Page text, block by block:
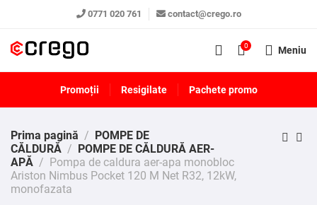
0771 020 761 contact@crego.ro
0 Meniu
Promoții Resigilate Pachete promo
Prima pagină
POMPE DE
CĂLDURĂ
POMPE DE CĂLDURĂ AER-
APĂ
Pompa de caldura aer-apa monobloc
Ariston Nimbus Pocket 120 M Net R32, 12kW,
monofazata